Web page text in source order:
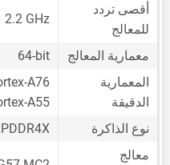
أقصى تردد
للمعالج
2.2 GHz
معمارية المعالج
64-bit
المعمارية
الدقيقة
A76
A55
نوع الذاكرة
معالج